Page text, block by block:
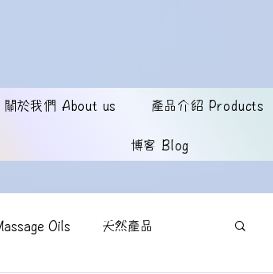
關於我們 About us 產品介紹 Products
博客 Blog
Oils 天然產品